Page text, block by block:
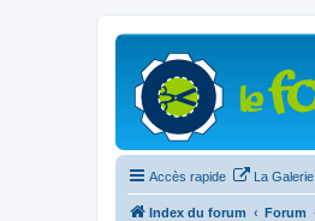
Accès rapide La
Index du forum Forum